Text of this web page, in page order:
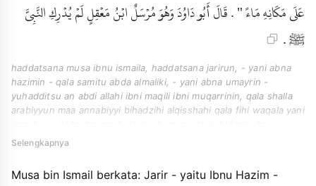
عَلَى مَكَانِهِ مَاءً " . قَالَ أَبُو دَاوُدَ وَهُوَ مُرْسَلٌ ابْنُ مَعْقِلٍ لَمْ يُدْرِكِ النَّبِيَّ
ﷺ .
haddatsana musa ibnu ismaila, haddatsana jarirun, - yani abna
hazimin - qala samitu abda almaliki, - yani abna umayrin -
yuhadditsu an abdi allahi ibni maqili ibni muqarrinin, qala shalla
arabiyyun maa annabiyyi bihadzihi alqisshahi qala fihi waqala yani
waahriqu ala makanihi maan ". qala abu dawuda wahuwa
Selengkapnya
Musa bin Ismail berkata: Jarir - yaitu Ibnu Hazim -